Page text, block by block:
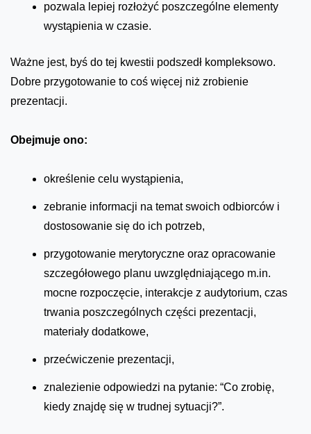
pozwala lepiej rozłożyć poszczególne elementy
wystąpienia w czasie.
Ważne jest, byś do tej kwestii podszedł kompleksowo.
Dobre przygotowanie to coś więcej niż zrobienie
prezentacji.
Obejmuje ono:
określenie celu wystąpienia,
zebranie informacji na temat swoich odbiorców i
dostosowanie się do ich potrzeb,
przygotowanie merytoryczne oraz opracowanie
szczegółowego planu uwzględniającego m.in.
mocne rozpoczęcie, interakcje z audytorium, czas
trwania poszczególnych części prezentacji,
materiały dodatkowe,
przećwiczenie prezentacji,
znalezienie odpowiedzi na pytanie: “Co zrobię,
kiedy znajdę się w trudnej sytuacji?”.